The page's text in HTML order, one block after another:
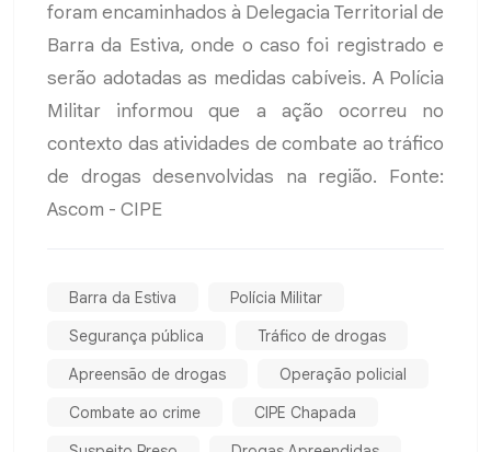
foram encaminhados à Delegacia Territorial de
Barra da Estiva, onde o caso foi registrado e
serão adotadas as medidas cabíveis. A Polícia
Militar informou que a ação ocorreu no
contexto das atividades de combate ao tráfico
de drogas desenvolvidas na região. Fonte:
Ascom - CIPE
Barra da Estiva
Polícia Militar
Segurança pública
Tráfico de drogas
Apreensão de drogas
Operação policial
Combate ao crime
CIPE Chapada